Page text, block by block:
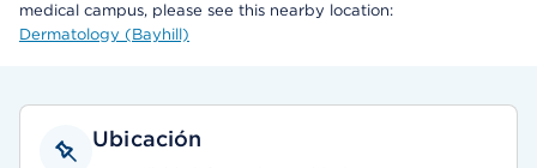
medical campus, please see this nearby location:
Dermatology (Bayhill)
Ubicación